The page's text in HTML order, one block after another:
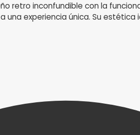
retro inconfundible con la
experiencia única. Su